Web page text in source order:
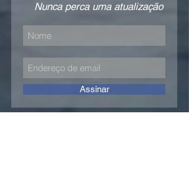
Nunca perca uma atualização
Assinar